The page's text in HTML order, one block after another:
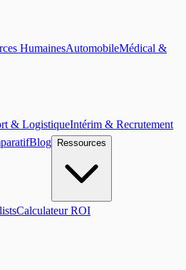
HumainesAutomobileMédical &
& LogistiqueIntérim & Recrutement
Blog Ressources
Calculateur ROI